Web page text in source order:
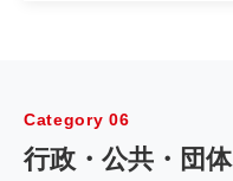
Category 06
行政・公共・団体